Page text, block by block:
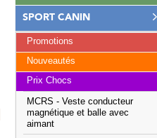
SPORT CANIN
Promotions
Nouveautés
Prix Chocs
MCRS - Veste conducteur
magnétique et balle avec
aimant